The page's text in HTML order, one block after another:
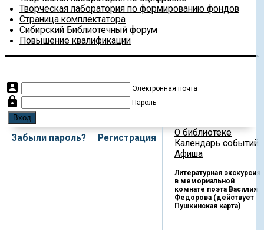
Творческая лаборатория по формированию фондов
Страница комплектатора
Сибирский Библиотечный форум
Повышение квалификации
account_box Электронная почта
lock Пароль
Забыли пароль? Регистрация
О библиотеке
Календарь событий
Афиша
Литературная экскурсия
в мемориальной
комнате поэта Василия
Федорова (действует
Пушкинская карта)